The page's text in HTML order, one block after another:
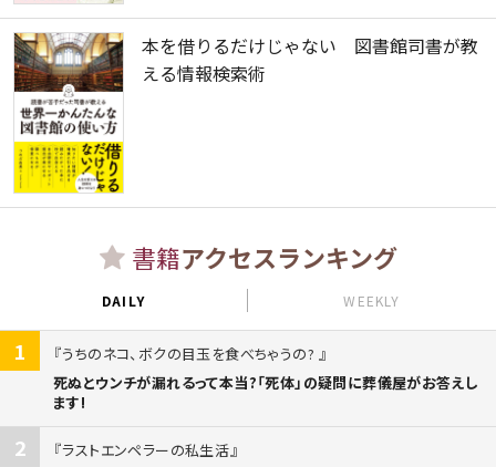
本を借りるだけじゃない 図書館司書が教
える情報検索術
書籍アクセスランキング
DAILY WEEKLY
1
うちのネコ、ボクの目玉を食べちゃうの?
死ぬとウンチが漏れるって本当?「死体」の疑問に葬儀屋がお答えし
ます!
2
ラストエンペラーの私生活